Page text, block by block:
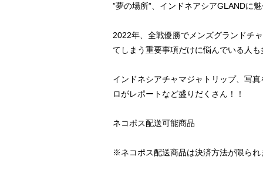
”夢の場所”、インドネアシアGLANDに
2022年、全戦優勝でメンズグランドチ
てしまう重要事項だけに悩んでいる人も
インドネシアチャマジャトリップ、写
ロがレポートなど盛りだくさん！！
ネコポス配送可能商品
※ネコポス配送商品は決済方法が限ら